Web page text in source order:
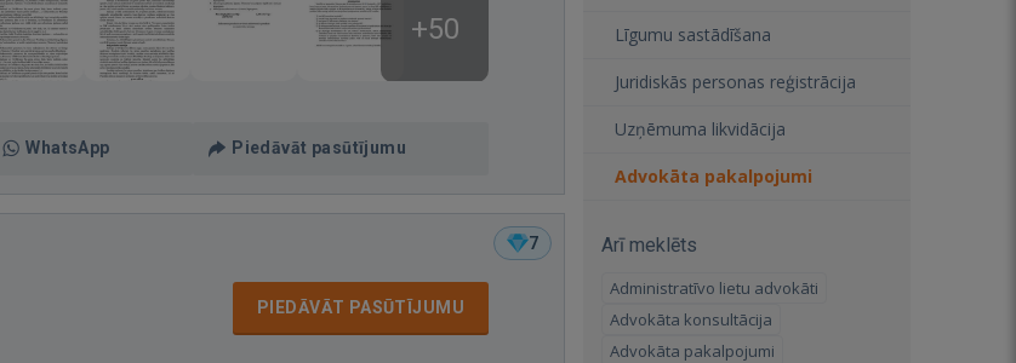
+50
WhatsApp Piedāvāt pasūtījumu
7
PIEDĀVĀT PASŪTĪJUMU
Līgumu sastādīšana
Juridiskās personas reģistrācija
Uzņēmuma likvidācija
Advokāta pakalpojumi
Arī meklēts
Administratīvo lietu advokāti
Advokāta konsultācija
Advokāta pakalpojumi